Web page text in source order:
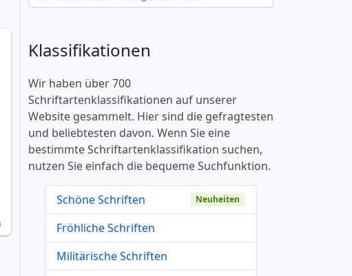
Klassifikationen
Wir haben über 700
Schriftartenklassifikationen auf unserer
Website gesammelt. Hier sind die gefragtesten
und beliebtesten davon. Wenn Sie eine
bestimmte Schriftartenklassifikation suchen,
nutzen Sie einfach die bequeme Suchfunktion.
Schöne Schriften Neuheiten
Fröhliche Schriften
Militärische Schriften